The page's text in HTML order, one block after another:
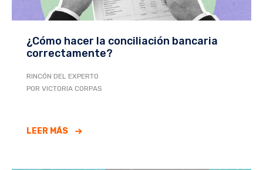
¿Cómo hacer la conciliación bancaria
correctamente?
RINCÓN DEL EXPERTO
POR VICTORIA CORPAS
LEER MÁS